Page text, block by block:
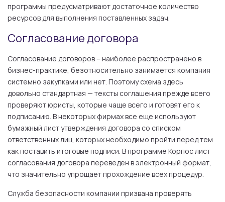
программы предусматривают достаточное количество
ресурсов для выполнения поставленных задач.
Согласование договора
Согласование договоров – наиболее распространено в
бизнес-практике, безотносительно занимается компания
системно закупками или нет. Поэтому схема здесь
довольно стандартная — тексты соглашения прежде всего
проверяют юристы, которые чаще всего и готовят его к
подписанию. В некоторых фирмах все еще используют
бумажный лист утверждения договора со списком
ответственных лиц, которых необходимо пройти перед тем
как поставить итоговые подписи. В программе Корпос лист
согласования договора переведен в электронный формат,
что значительно упрощает прохождение всех процедур.
Служба безопасности компании призвана проверять